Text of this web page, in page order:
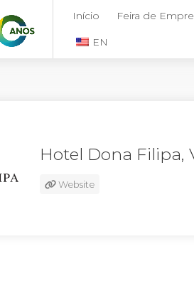
Início Feira de
EN
Hotel Dona Filipa,
Website